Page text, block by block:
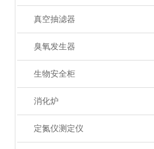
真空抽滤器
臭氧发生器
生物安全柜
消化炉
定氮仪测定仪